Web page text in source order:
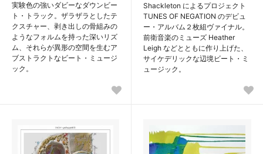
実験色の強いダビーなダウンビー
ト・トラック。ザラザラとしたテ
クスチャー、剥き出しの骨組みの
ようなフォルムを持った深いリズ
ム、それらが異形の空間を生むア
ブストラクトなビート・ミュージ
ック。
Shackleton によるプロジェクト
TUNES OF NEGATION のデビュ
ー・アルバム２枚組ヴァイナル。
前衛音楽のミューズ Heather
Leigh などとともに作り上げた、
サイケデリックな辺境ビート・ミ
ュージック。